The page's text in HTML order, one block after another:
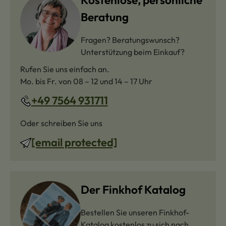
Beratung
Fragen? Beratungswunsch?
Unterstützung beim Einkauf?
Rufen Sie uns einfach an.
Mo. bis Fr. von 08 – 12 und 14 – 17 Uhr
+49 7564 931711
Oder schreiben Sie uns
[email protected]
Der Finkhof Katalog
Bestellen Sie unseren Finkhof-